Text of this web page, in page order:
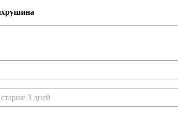
3 дней